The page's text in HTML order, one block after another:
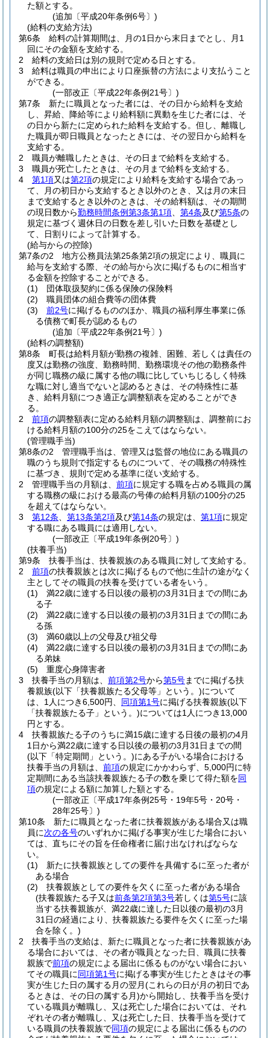
た額とする。
(追加〔平成20年条例6号〕)
(給料の支給方法)
第6条
給料の計算期間は、月の1日から末日までとし、月1
回にその金額を支給する。
2
給料の支給日は別の規則で定める日とする。
3
給料は職員の申出により口座振替の方法により支払うこと
ができる。
(一部改正〔平成22年条例21号〕)
第7条
新たに職員となった者には、その日から給料を支給
し、昇給、降給等により給料額に異動を生じた者には、そ
の日から新たに定められた給料を支給する。 但し、離職し
た職員が即日職員となったときには、その翌日から給料を
支給する。
2
職員が離職したときは、その日まで給料を支給する。
3
職員が死亡したときは、その月まで給料を支給する。
4
第1項又は第2項の規定により給料を支給する場合であっ
て、月の初日から支給するとき以外のとき、又は月の末日
まで支給するとき以外のときは、その給料額は、その期間
の現日数から勤務時間条例第3条第1項 第4条及び第5条の
規定に基づく週休日の日数を差し引いた日数を基礎とし
て、日割りによって計算する。
(給与からの控除)
第7条の2
地方公務員法第25条第2項の規定により、職員に
給与を支給する際、その給与から次に掲げるものに相当す
る金額を控除することができる。
(1)
団体取扱契約に係る保険の保険料
(2)
職員団体の組合費等の団体費
(3)
前2号に掲げるもののほか、職員の福利厚生事業に係
る債務で町長が認めるもの
(追加〔平成22年条例21号〕)
(給料の調整額)
第8条
町長は給料月額が勤務の複雑、困難、若しくは責任の
度又は勤務の強度、勤務時間、勤務環境その他の勤務条件
が同じ職務の級に属する他の職に比していちじるしく特殊
な職に対し適当でないと認めるときは、その特殊性に基
き、給料月額につき適正な調整額表を定めることができ
る。
2
前項の調整額表に定める給料月額の調整額は、調整前にお
ける給料月額の100分の25をこえてはならない。
(管理職手当)
第8条の2
管理職手当は、管理又は監督の地位にある職員の
職のうち規則で指定するものについて、その職務の特殊性
に基づき、規則で定める基準に従い支給する。
2
管理職手当の月額は、 前項に規定する職を占める職員の属
する職務の級における最高の号俸の給料月額の100分の25
を超えてはならない。
3
第12条 第13条第2項及び第14条の規定は、 第1項に規定
する職にある職員には適用しない。
(一部改正〔平成19年条例20号〕)
(扶養手当)
第9条
扶養手当は、扶養親族のある職員に対して支給する。
2
前項の扶養親族とは次に掲げるもので他に生計の途がなく
主としてその職員の扶養を受けている者をいう。
(1)
満22歳に達する日以後の最初の3月31日までの間にあ
る子
(2)
満22歳に達する日以後の最初の3月31日までの間にあ
る孫
(3)
満60歳以上の父母及び祖父母
(4)
満22歳に達する日以後の最初の3月31日までの間にあ
る弟妹
(5)
重度心身障害者
3
扶養手当の月額は、 前項第2号から第5号までに掲げる扶
養親族(以下「扶養親族たる父母等」という。)について
は、1人につき6,500円、 同項第1号に掲げる扶養親族(以下
「扶養親族たる子」という。)については1人につき13,000
円とする。
4
扶養親族たる子のうちに満15歳に達する日後の最初の4月
1日から満22歳に達する日以後の最初の3月31日までの間
(以下「特定期間」という。)にある子がいる場合における
扶養手当の月額は、 前項の規定にかかわらず、5,000円に特
定期間にある当該扶養親族たる子の数を乗じて得た額を同
項の規定による額に加算した額とする。
(一部改正〔平成17年条例25号・19年5号・20号・
28年25号〕)
第10条
新たに職員となった者に扶養親族がある場合又は職
員に次の各号のいずれかに掲げる事実が生じた場合におい
ては、直ちにその旨を任命権者に届け出なければならな
い。
(1)
新たに扶養親族としての要件を具備するに至った者が
ある場合
(2)
扶養親族としての要件を欠くに至った者がある場合
(扶養親族たる子又は前条第2項第3号若しくは第5号に該
当する扶養親族が、満22歳に達した日以後の最初の3月
31日の経過により、扶養親族たる要件を欠くに至った場
合を除く。)
2
扶養手当の支給は、新たに職員となった者に扶養親族があ
る場合においては、その者が職員となった日、職員に扶養
親族で前項の規定による届出に係るものがない場合におい
てその職員に同項第1号に掲げる事実が生じたときはその事
実が生じた日の属する月の翌月(これらの日が月の初日であ
るときは、その日の属する月)から開始し、扶養手当を受け
ている職員が離職し、又は死亡した場合においては、それ
ぞれその者が離職し、又は死亡した日、扶養手当を受けて
いる職員の扶養親族で同項の規定による届出に係るものの